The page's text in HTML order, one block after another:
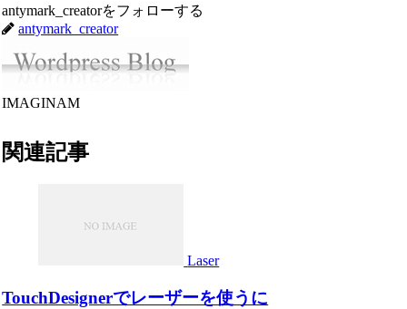
antymark_creatorをフォローする
antymark_creator
IMAGINAM
関連記事
Laser
TouchDesignerでレーザーを使うに